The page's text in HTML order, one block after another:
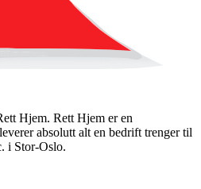
Hjem. Rett Hjem er en
absolutt alt en bedrift trenger til
i Stor-Oslo.